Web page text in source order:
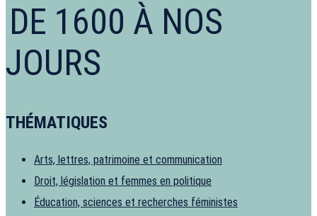
DE 1600 À NOS
JOURS
THÉMATIQUES
Arts, lettres, patrimoine et communication
Droit, législation et femmes en politique
Éducation, sciences et recherches féministes